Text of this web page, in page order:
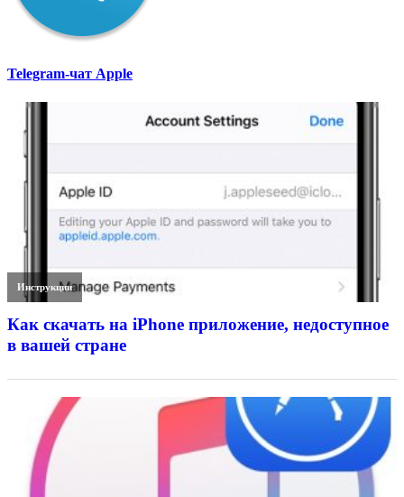
Telegram-чат Apple
Инструкции
Как скачать на iPhone приложение, недоступное
в вашей стране